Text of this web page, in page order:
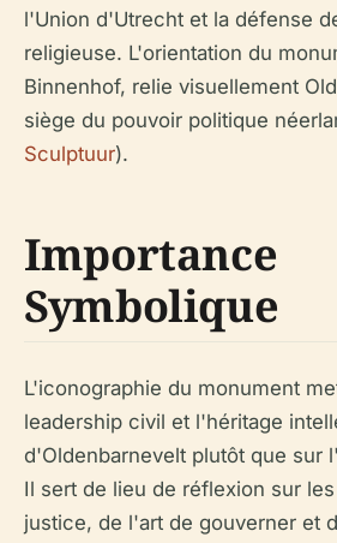
l'Union d'Utrecht et la défense
religieuse. L'orientation du
Binnenhof, relie visuellement
siège du pouvoir politique
Sculptuur).
Importance
Symbolique
L'iconographie du monument
leadership civil et l'héritage
d'Oldenbarnevelt plutôt que sur
Il sert de lieu de réflexion sur
justice, de l'art de gouverner et